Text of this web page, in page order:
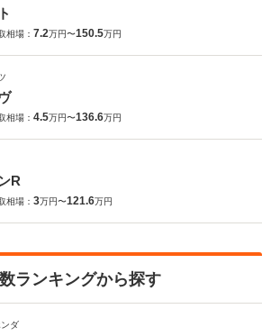
相場： 7.2万円〜150.5万円
相場： 4.5万円〜136.6万円
R
相場： 3万円〜121.6万円
ランキングから探す
ダ